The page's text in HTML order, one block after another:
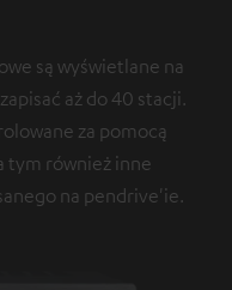
są wyświetlane na
aż do 40 stacji.
za pomocą
tym również inne
na pendrive'ie.